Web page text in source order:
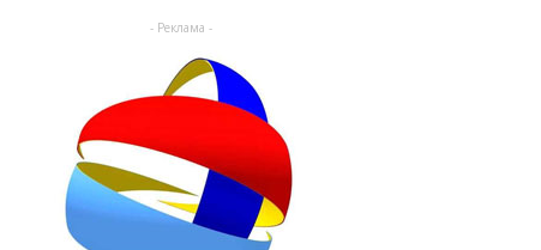
- Реклама -